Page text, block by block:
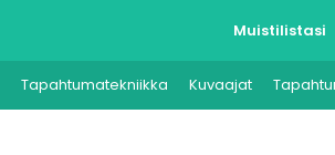
Muistilistasi
Tapahtumatekniikka Kuvaajat